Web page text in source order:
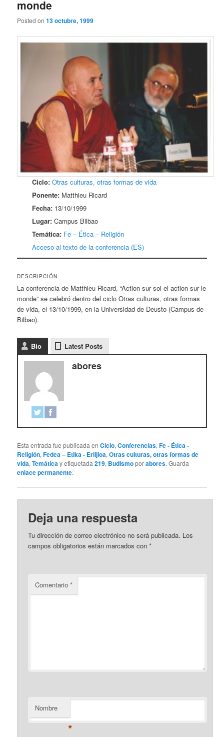
monde
Posted on13 octubre, 1999
Ciclo: Otras culturas, otras formas de vida
Ponente: Matthieu Ricard
Fecha: 13/10/1999
Lugar: Campus Bilbao
Temática: Fe – Ética – Religión
Acceso al texto de la conferencia (ES)
DESCRIPCIÓN
La conferencia de Matthieu Ricard, “Action sur soi el action sur le
monde” se celebró dentro del ciclo Otras culturas, otras formas
de vida, el 13/10/1999, en la Universidad de Deusto (Campus de
Bilbao).
Bio Latest Posts
abores
Esta entrada fue publicada enCiclo,Conferencias,Fe - Ética -
Religión,Fedea – Etika - Erlijioa,Otras culturas, otras formas de
vida,Temáticay etiquetada219, Budismoporabores. Guarda
enlace permanente.
Deja una respuesta
Tu dirección de correo electrónico no será publicada. Los
campos obligatorios están marcados con*
Comentario*
Nombre
*